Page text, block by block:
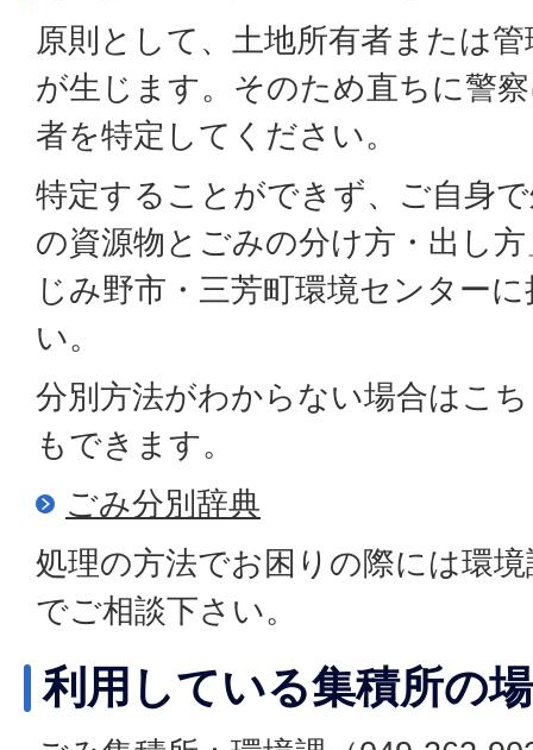
原則として、土地所有者または
が生じます。そのため直ちに警
者を特定してください。
特定することができず、ご自身
の資源物とごみの分け方・出し
じみ野市・三芳町環境センター
い。
分別方法がわからない場合はこ
もできます。
ごみ分別辞典
処理の方法でお困りの際には環
でご相談下さい。
利用している集積所の